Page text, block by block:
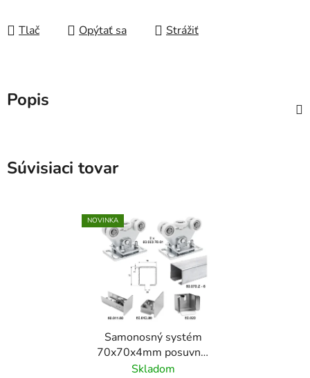
Tlač Opýtať sa Strážiť
Popis
Súvisiaci tovar
NOVINKA
Samonosný systém
70x70x4mm posuvnej
brány do prejazdu
Skladom